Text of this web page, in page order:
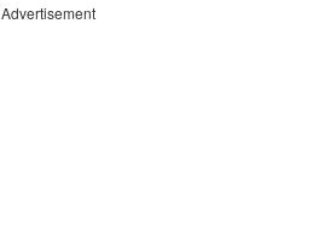
Advertisement